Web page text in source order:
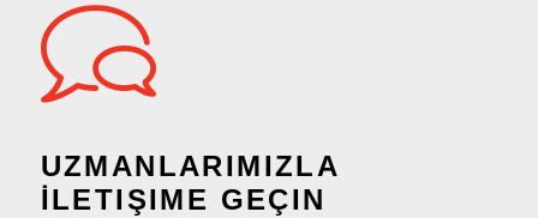
UZMANLARIMIZLA
İLETIŞIME GEÇIN